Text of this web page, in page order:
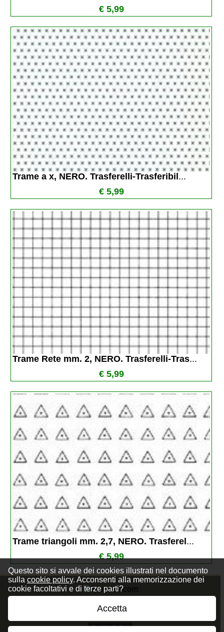
Questo sito si avvale dei cookies illustrati nel documento
sulla cookie policy. Acconsenti alla memorizzazione dei
cookie facoltativi e di terze parti?
Accetta
€ 5,99
Trame a x, NERO. Trasferelli-Trasferibil ...
€ 5,99
Trame Rete mm. 2, NERO. Trasferelli-Tras...
€ 5,99
Trame triangoli mm. 2,7, NERO. Trasferel ...
€ 5,99
Privacy Policy
Cookie Policy